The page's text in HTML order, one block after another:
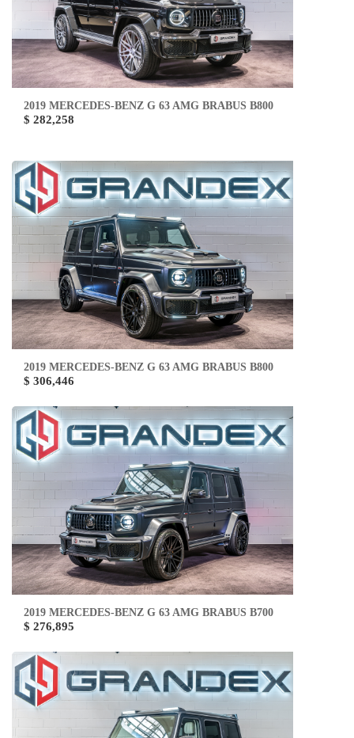
2019 MERCEDES-BENZ G 63 AMG BRABUS B800
$ 282,258
2019 MERCEDES-BENZ G 63 AMG BRABUS B800
$ 306,446
2019 MERCEDES-BENZ G 63 AMG BRABUS B700
$ 276,895